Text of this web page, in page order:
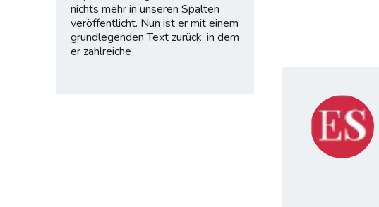
nichts mehr in unseren Spalten
veröffentlicht. Nun ist er mit einem
grundlegenden Text zurück, in dem
er zahlreiche